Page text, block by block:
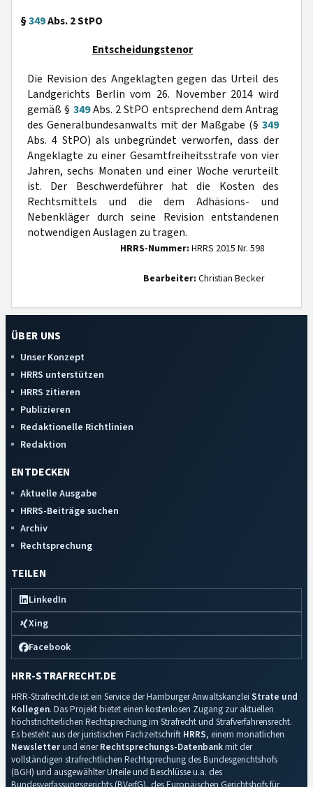
§349Abs. 2 StPO
Entscheidungstenor
Die Revision des Angeklagten gegen das Urteil des
Landgerichts Berlin vom 26. November 2014 wird
gemäß § 349Abs. 2 StPO entsprechend dem Antrag
des Generalbundesanwalts mit der Maßgabe (§ 349
Abs. 4 StPO) als unbegründet verworfen, dass der
Angeklagte zu einer Gesamtfreiheitsstrafe von vier
Jahren, sechs Monaten und einer Woche verurteilt
ist. Der Beschwerdeführer hat die Kosten des
Rechtsmittels und die dem Adhäsions- und
Nebenkläger durch seine Revision entstandenen
notwendigen Auslagen zu tragen.
HRRS-Nummer: HRRS 2015 Nr. 598
Bearbeiter: Christian Becker
ÜBER UNS
Unser Konzept
HRRS unterstützen
HRRS zitieren
Publizieren
Redaktionelle Richtlinien
Redaktion
ENTDECKEN
Aktuelle Ausgabe
HRRS-Beiträge suchen
Archiv
Rechtsprechung
TEILEN
LinkedIn
Xing
Facebook
HRR-STRAFRECHT.DE
HRR-Strafrecht.de ist ein Service der Hamburger Anwaltskanzlei Strate und
Kollegen. Das Projekt bietet einen kostenlosen Zugang zur aktuellen
höchstrichterlichen Rechtsprechung im Strafrecht und Strafverfahrensrecht.
Es besteht aus der juristischen Fachzeitschrift HRRS, einem monatlichen
Newsletterund einerRechtsprechungs-Datenbankmit der
vollständigen strafrechtlichen Rechtsprechung des Bundesgerichtshofs
(BGH) und ausgewählter Urteile und Beschlüsse u.a. des